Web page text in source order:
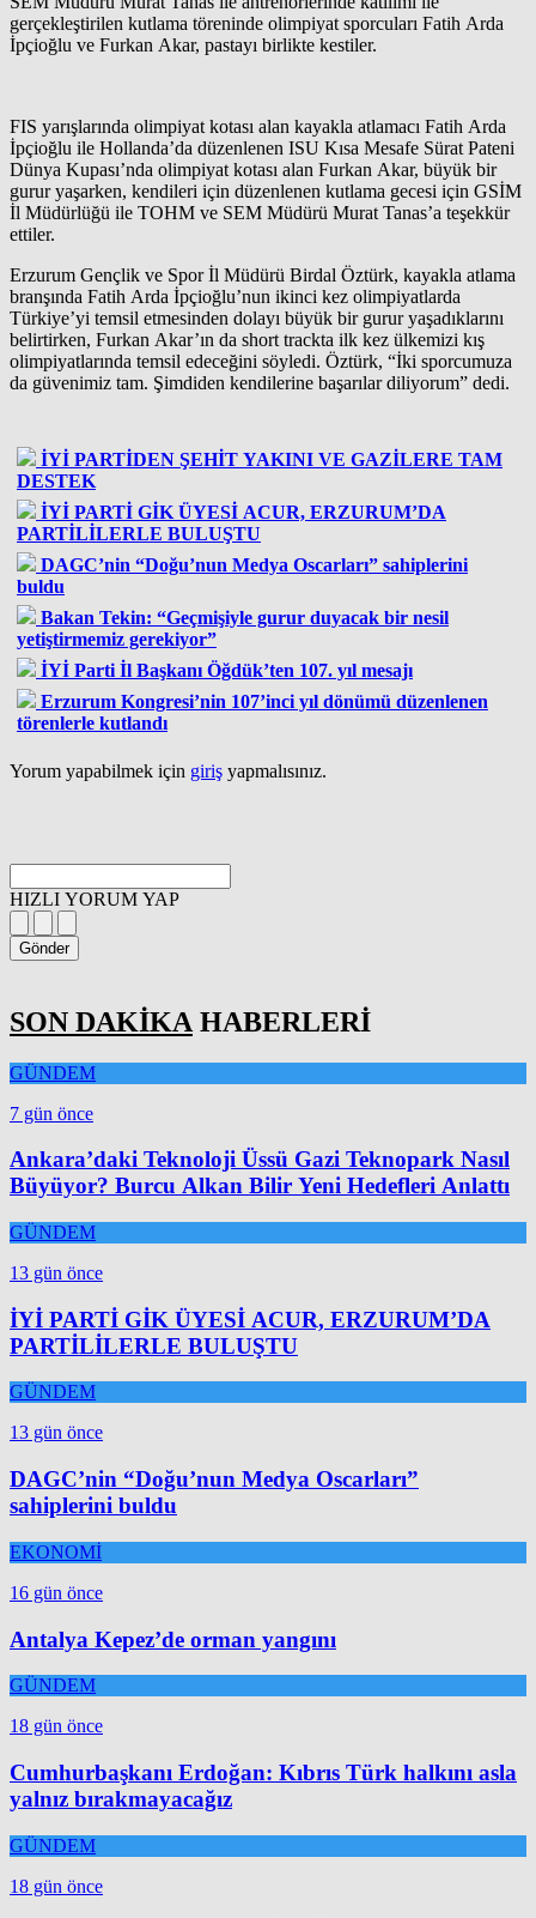
gerçekleştirilen kutlama töreninde olimpiyat sporcuları Fatih Arda
İpçioğlu ve Furkan Akar, pastayı birlikte kestiler.
FIS yarışlarında olimpiyat kotası alan kayakla atlamacı Fatih Arda
İpçioğlu ile Hollanda’da düzenlenen ISU Kısa Mesafe Sürat Pateni
Dünya Kupası’nda olimpiyat kotası alan Furkan Akar, büyük bir
gurur yaşarken, kendileri için düzenlenen kutlama gecesi için GSİM
İl Müdürlüğü ile TOHM ve SEM Müdürü Murat Tanas’a teşekkür
ettiler.
Erzurum Gençlik ve Spor İl Müdürü Birdal Öztürk, kayakla atlama
branşında Fatih Arda İpçioğlu’nun ikinci kez olimpiyatlarda
Türkiye’yi temsil etmesinden dolayı büyük bir gurur yaşadıklarını
belirtirken, Furkan Akar’ın da short trackta ilk kez ülkemizi kış
olimpiyatlarında temsil edeceğini söyledi. Öztürk, “İki sporcumuza
da güvenimiz tam. Şimdiden kendilerine başarılar diliyorum” dedi.
İYİ PARTİDEN ŞEHİT YAKINI VE GAZİLERE TAM
DESTEK
İYİ PARTİ GİK ÜYESİ ACUR, ERZURUM’DA
PARTİLİLERLE BULUŞTU
DAGC’nin “Doğu’nun Medya Oscarları” sahiplerini
buldu
Bakan Tekin: “Geçmişiyle gurur duyacak bir nesil
yetiştirmemiz gerekiyor”
İYİ Parti İl Başkanı Öğdük’ten 107. yıl mesajı
Erzurum Kongresi’nin 107’inci yıl dönümü düzenlenen
törenlerle kutlandı
Yorum yapabilmek için giriş yapmalısınız.
HIZLI YORUM YAP
Gönder
SON DAKİKA HABERLERİ
GÜNDEM
7 gün önce
Ankara’daki Teknoloji Üssü Gazi Teknopark Nasıl
Büyüyor? Burcu Alkan Bilir Yeni Hedefleri Anlattı
GÜNDEM
13 gün önce
İYİ PARTİ GİK ÜYESİ ACUR, ERZURUM’DA
PARTİLİLERLE BULUŞTU
GÜNDEM
13 gün önce
DAGC’nin “Doğu’nun Medya Oscarları”
sahiplerini buldu
EKONOMİ
16 gün önce
Antalya Kepez’de orman yangını
GÜNDEM
18 gün önce
Cumhurbaşkanı Erdoğan: Kıbrıs Türk halkını asla
yalnız bırakmayacağız
GÜNDEM
18 gün önce